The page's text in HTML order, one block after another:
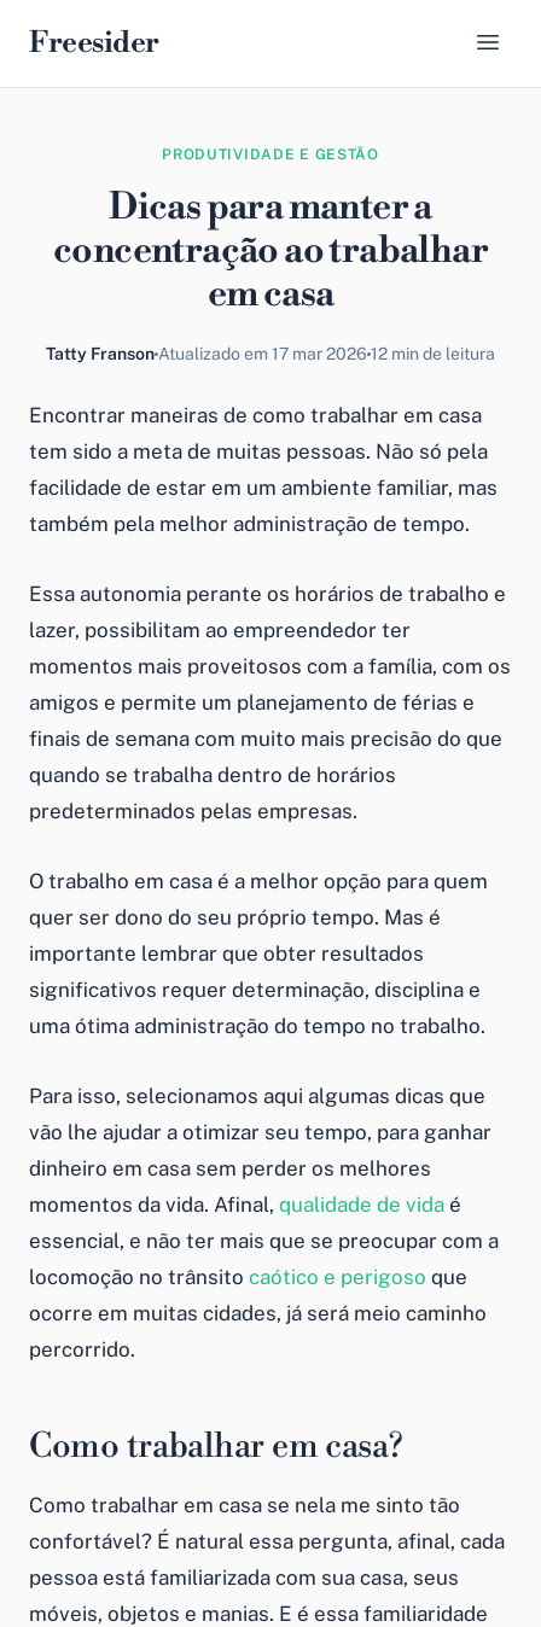
Freesider
PRODUTIVIDADE E GESTÃO
Dicas para manter a
concentração ao trabalhar
em casa
Tatty Franson Atualizado em 17 mar 2026 12 min de leitura
Encontrar maneiras de como trabalhar em casa
tem sido a meta de muitas pessoas. Não só pela
facilidade de estar em um ambiente familiar, mas
também pela melhor administração de tempo.
Essa autonomia perante os horários de trabalho e
lazer, possibilitam ao empreendedor ter
momentos mais proveitosos com a família, com os
amigos e permite um planejamento de férias e
finais de semana com muito mais precisão do que
quando se trabalha dentro de horários
predeterminados pelas empresas.
O trabalho em casa é a melhor opção para quem
quer ser dono do seu próprio tempo. Mas é
importante lembrar que obter resultados
significativos requer determinação, disciplina e
uma ótima administração do tempo no trabalho.
Para isso, selecionamos aqui algumas dicas que
vão lhe ajudar a otimizar seu tempo, para ganhar
dinheiro em casa sem perder os melhores
momentos da vida. Afinal, qualidade de vida é
essencial, e não ter mais que se preocupar com a
locomoção no trânsito caótico e perigoso que
ocorre em muitas cidades, já será meio caminho
percorrido.
Como trabalhar em casa?
Como trabalhar em casa se nela me sinto tão
confortável? É natural essa pergunta, afinal, cada
pessoa está familiarizada com sua casa, seus
móveis, objetos e manias. E é essa familiaridade